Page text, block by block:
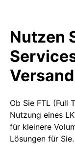
Nutzen
Versand
Ob Sie FTL (Full
Nutzung eines
für kleinere
Lösungen für Sie.